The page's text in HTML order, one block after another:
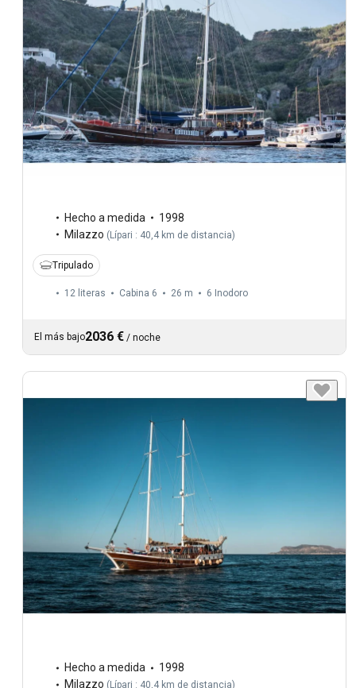
Hecho a medida
1998
Milazzo (Lípari : 40,4 km de distancia)
Tripulado
12 literas Cabina 6 26 m 6 Inodoro
El más bajo2036 € / noche
Hecho a medida
1998
Milazzo ( Lípari : 40,4 km de distancia)